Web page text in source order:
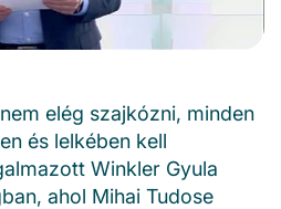
elég szajkózni, minden
és lelkében kell
Winkler Gyula
ahol Mihai Tudose